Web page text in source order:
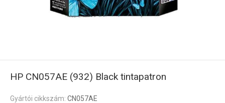
HP CN057AE (932) Black tintapatron
Gyártói cikkszám: CN057AE